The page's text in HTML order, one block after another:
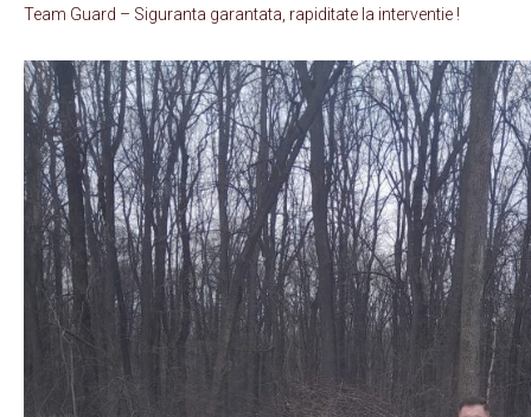
Team Guard – Siguranta garantata, rapiditate la interventie !